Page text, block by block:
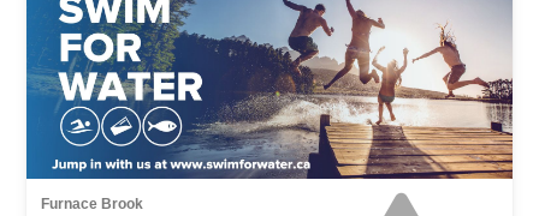
Furnace Brook